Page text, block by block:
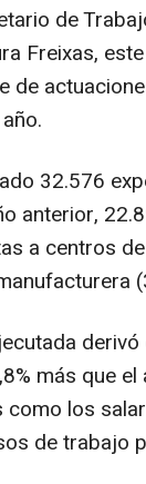
de
Freixas,
de
32.576
anterior,
a centros
más que
los
de trabajo